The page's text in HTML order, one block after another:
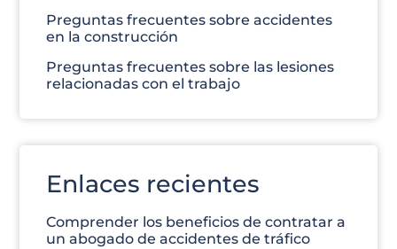
Preguntas frecuentes sobre accidentes
en la construcción
Preguntas frecuentes sobre las lesiones
relacionadas con el trabajo
Enlaces recientes
Comprender los beneficios de contratar a
un abogado de accidentes de tráfico